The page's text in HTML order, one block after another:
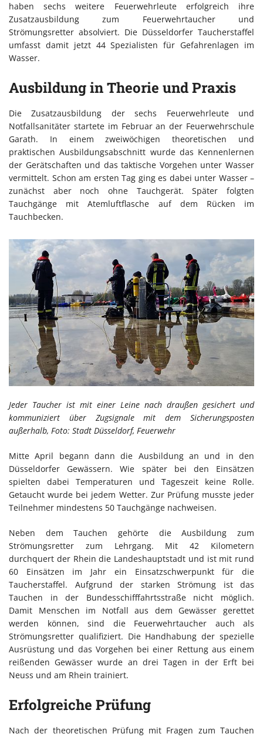
haben sechs weitere Feuerwehrleute erfolgreich ihre
Zusatzausbildung zum Feuerwehrtaucher und
Strömungsretter absolviert. Die Düsseldorfer Taucherstaffel
umfasst damit jetzt 44 Spezialisten für Gefahrenlagen im
Wasser.
Ausbildung in Theorie und Praxis
Die Zusatzausbildung der sechs Feuerwehrleute und
Notfallsanitäter startete im Februar an der Feuerwehrschule
Garath. In einem zweiwöchigen theoretischen und
praktischen Ausbildungsabschnitt wurde das Kennenlernen
der Gerätschaften und das taktische Vorgehen unter Wasser
vermittelt. Schon am ersten Tag ging es dabei unter Wasser –
zunächst aber noch ohne Tauchgerät. Später folgten
Tauchgänge mit Atemluftflasche auf dem Rücken im
Tauchbecken.
Jeder Taucher ist mit einer Leine nach draußen gesichert und
kommuniziert über Zugsignale mit dem Sicherungsposten
außerhalb, Foto: Stadt Düsseldorf, Feuerwehr
Mitte April begann dann die Ausbildung an und in den
Düsseldorfer Gewässern. Wie später bei den Einsätzen
spielten dabei Temperaturen und Tageszeit keine Rolle.
Getaucht wurde bei jedem Wetter. Zur Prüfung musste jeder
Teilnehmer mindestens 50 Tauchgänge nachweisen.
Neben dem Tauchen gehörte die Ausbildung zum
Strömungsretter zum Lehrgang. Mit 42 Kilometern
durchquert der Rhein die Landeshauptstadt und ist mit rund
60 Einsätzen im Jahr ein Einsatzschwerpunkt für die
Taucherstaffel. Aufgrund der starken Strömung ist das
Tauchen in der Bundesschifffahrtsstraße nicht möglich.
Damit Menschen im Notfall aus dem Gewässer gerettet
werden können, sind die Feuerwehrtaucher auch als
Strömungsretter qualifiziert. Die Handhabung der spezielle
Ausrüstung und das Vorgehen bei einer Rettung aus einem
reißenden Gewässer wurde an drei Tagen in der Erft bei
Neuss und am Rhein trainiert.
Erfolgreiche Prüfung
Nach der theoretischen Prüfung mit Fragen zum Tauchen